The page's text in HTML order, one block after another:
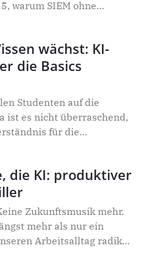
warum SIEM ohne
besser schützen
wächst: KI-
die Basics
Studenten auf die
ist es nicht überraschend,
für die
IT Solutions Group bei
IT-Fachleute müssen
Systemen
die KI: produktiver
Zukunftsmusik mehr.
mehr als nur ein
Arbeitsalltag radikal